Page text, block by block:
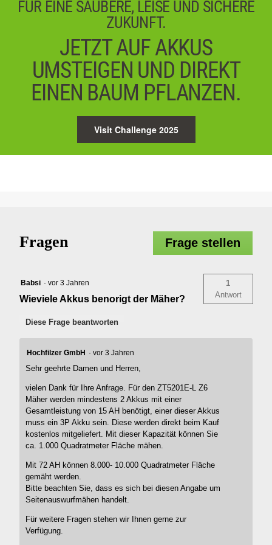
FÜR EINE SAUBERE, LEISE UND SICHERE
ZUKUNFT.
JETZT AUF AKKUS
UMSTEIGEN UND DIREKT
EINEN BAUM PFLANZEN.
Visit Challenge 2025
Fragen Frage stellen
Babsi · vor 3 Jahren
Wieviele Akkus benorigt der Mäher?
1
Antwort
Diese Frage beantworten
Hochfilzer GmbH · vor 3 Jahren
Sehr geehrte Damen und Herren,
vielen Dank für Ihre Anfrage. Für den ZT5201E-L Z6
Mäher werden mindestens 2 Akkus mit einer
Gesamtleistung von 15 AH benötigt, einer dieser Akkus
muss ein 3P Akku sein. Diese werden direkt beim Kauf
kostenlos mitgeliefert. Mit dieser Kapazität können Sie
ca. 1.000 Quadratmeter Fläche mähen.
Mit 72 AH können 8.000- 10.000 Quadratmeter Fläche
gemäht werden.
Bitte beachten Sie, dass es sich bei diesen Angabe um
Seitenauswurfmähen handelt.
Für weitere Fragen stehen wir Ihnen gerne zur
Verfügung.